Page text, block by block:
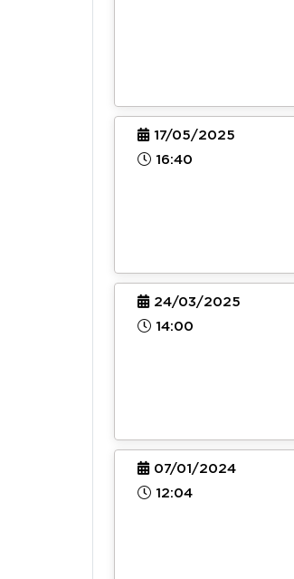
17/05/2025
16:40
24/03/2025
14:00
07/01/2024
12:04